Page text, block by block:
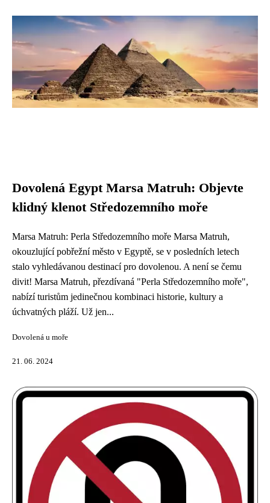
Dovolená Egypt Marsa Matruh: Objevte
klidný klenot Středozemního moře
Marsa Matruh: Perla Středozemního moře Marsa Matruh,
okouzlující pobřežní město v Egyptě, se v posledních letech
stalo vyhledávanou destinací pro dovolenou. A není se čemu
divit! Marsa Matruh, přezdívaná "Perla Středozemního moře",
nabízí turistům jedinečnou kombinaci historie, kultury a
úchvatných pláží. Už jen...
Dovolená u moře
21. 06. 2024